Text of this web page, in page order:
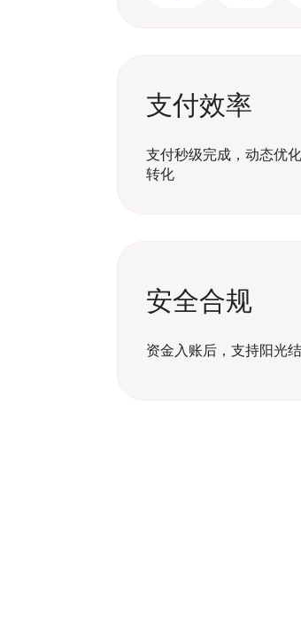
支付效率
支付秒级完成，动态优
转化
安全合规
资金入账后，支持阳光